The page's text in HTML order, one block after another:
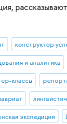
конструктор
и аналитика
классы
экспедиция